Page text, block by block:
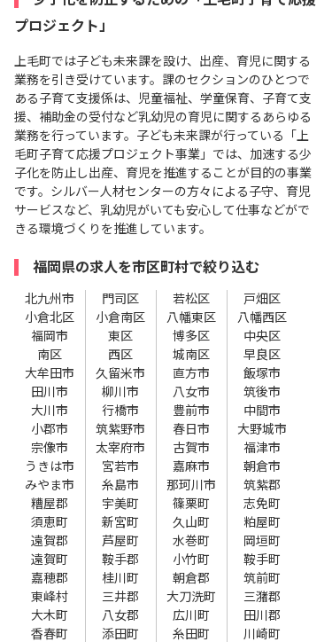
プロジェクト」
上毛町では子ども未来課を設け、出産、育児に関する
業務を引き受けています。課のセクションのひとつで
ある子育て支援係は、児童福祉、学童保育、子育て支
援、補助金の受付など乳幼児の育児に関するあらゆる
業務を行っています。子ども未来課が行っている「上
毛町子育て応援プロジェクト事業」では、加速する少
子化を防止し出産、育児を推進することが目的の事業
です。シルバー人材センターの方々による子守、育児
サービスなど、乳幼児がいても安心して仕事などがで
きる環境づくりを推進しています。
福岡県の求人を市区町村で絞り込む
北九州市 門司区 若松区
戸畑区
小倉北区
小倉南区 八幡東区
八幡西区
福岡市
東区 博多区
中央区
南区
西区 城南区
早良区
大牟田市
久留米市 直方市
飯塚市
田川市
柳川市 八女市
筑後市
大川市
行橋市 豊前市
中間市
小郡市
筑紫野市 春日市
大野城市
宗像市
太宰府市 古賀市
福津市
うきは市
宮若市 嘉麻市
朝倉市
みやま市
糸島市 那珂川市
筑紫郡
糟屋郡
宇美町 篠栗町
志免町
須恵町
新宮町 久山町
粕屋町
遠賀郡
芦屋町 水巻町
岡垣町
遠賀町
鞍手郡 小竹町
鞍手町
嘉穂郡
桂川町 朝倉郡
筑前町
東峰村
三井郡 大刀洗町
三潴郡
大木町
八女郡 広川町
田川郡
香春町
添田町 糸田町
川崎町